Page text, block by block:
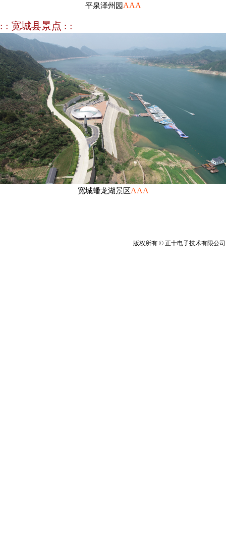
平泉泽州园 AAA
: : 宽城县景点 : :
宽城蟠龙湖景区AAA
版权所有 © 正十电子技术有限公司